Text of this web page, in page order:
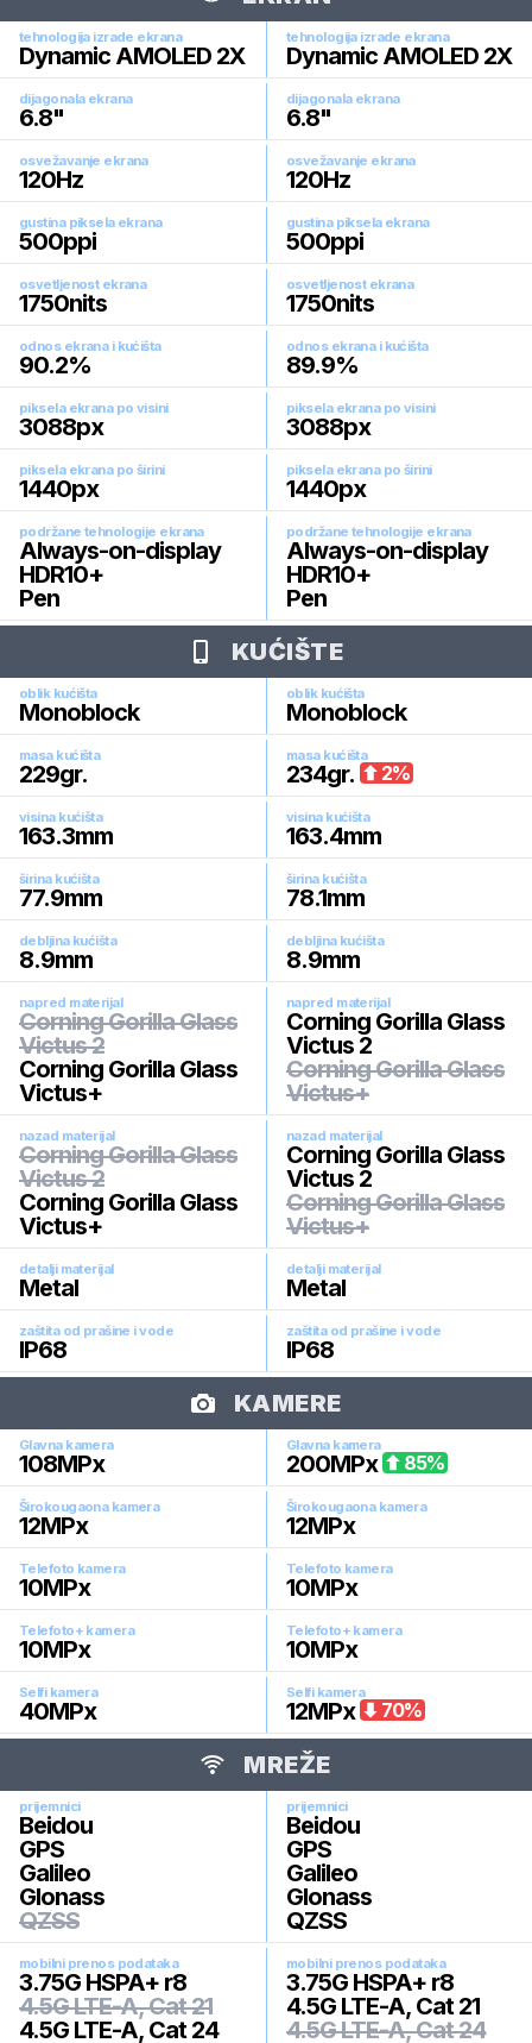
tehnologija izrade ekrana
Dynamic AMOLED 2X
tehnologija izrade ekrana
Dynamic AMOLED 2X
dijagonala ekrana
6.8"
dijagonala ekrana
6.8"
osvežavanje ekrana
120Hz
osvežavanje ekrana
120Hz
gustina piksela ekrana
500ppi
gustina piksela ekrana
500ppi
osvetljenost ekrana
1750nits
osvetljenost ekrana
1750nits
odnos ekrana i kućišta
90.2%
odnos ekrana i kućišta
89.9%
piksela ekrana po visini
3088px
piksela ekrana po visini
3088px
piksela ekrana po širini
1440px
piksela ekrana po širini
1440px
podržane tehnologije ekrana
Always-on-display
HDR10+
Pen
podržane tehnologije ekrana
Always-on-display
HDR10+
Pen
KUĆIŠTE
oblik kućišta
Monoblock
oblik kućišta
Monoblock
masa kućišta
229gr.
masa kućišta
234gr. 2%
visina kućišta
163.3mm
visina kućišta
163.4mm
širina kućišta
77.9mm
širina kućišta
78.1mm
debljina kućišta
8.9mm
debljina kućišta
8.9mm
napred materijal
Corning Gorilla Glass
Victus 2
Corning Gorilla Glass
Victus+
napred materijal
Corning Gorilla Glass
Victus 2
Corning Gorilla Glass
Victus+
nazad materijal
Corning Gorilla Glass
Victus 2
Corning Gorilla Glass
Victus+
nazad materijal
Corning Gorilla Glass
Victus 2
Corning Gorilla Glass
Victus+
detalji materijal
Metal
detalji materijal
Metal
zaštita od prašine i vode
IP68
zaštita od prašine i vode
IP68
KAMERE
Glavna kamera
108MPx
Glavna kamera
200MPx 85%
Širokougaona kamera
12MPx
Širokougaona kamera
12MPx
Telefoto kamera
10MPx
Telefoto kamera
10MPx
Telefoto+ kamera
10MPx
Telefoto+ kamera
10MPx
Selfi kamera
40MPx
Selfi kamera
12MPx 70%
MREŽE
prijemnici
Beidou
GPS
Galileo
Glonass
QZSS
prijemnici
Beidou
GPS
Galileo
Glonass
QZSS
mobilni prenos podataka
3.75G HSPA+ r8
4.5G LTE-A, Cat 21
4.5G LTE-A, Cat 24
mobilni prenos podataka
3.75G HSPA+ r8
4.5G LTE-A, Cat 21
4.5G LTE-A, Cat 24